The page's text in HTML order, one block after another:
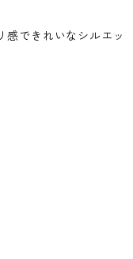
感できれいなシルエッ